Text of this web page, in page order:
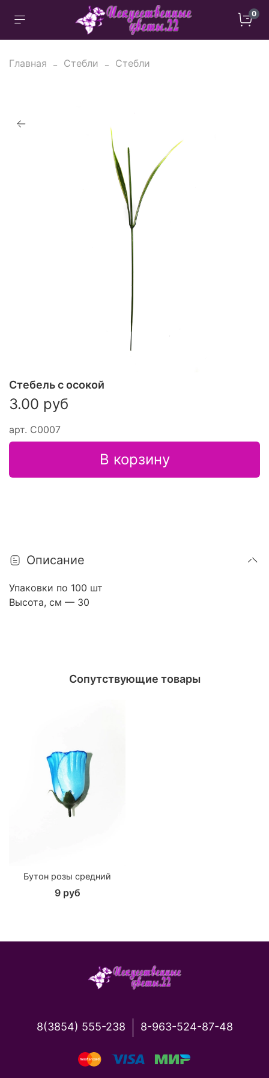
0
Главная Стебли Стебли
арт. С0007
Стебель с осокой
3.00 руб
В корзину
Описание
Упаковки по 100 шт
Высота, см — 30
Сопутствующие товары
Бутон розы средний
9 руб
8(3854) 555-238 8-963-524-87-48